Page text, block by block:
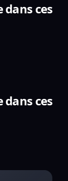
dans ces
dans ces